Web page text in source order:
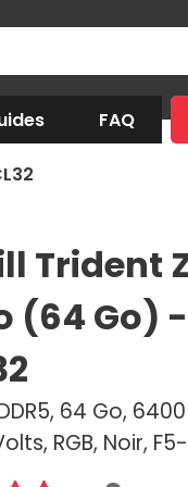
FAQ
Trident
(64 Go)
64 Go,
RGB, Noir,